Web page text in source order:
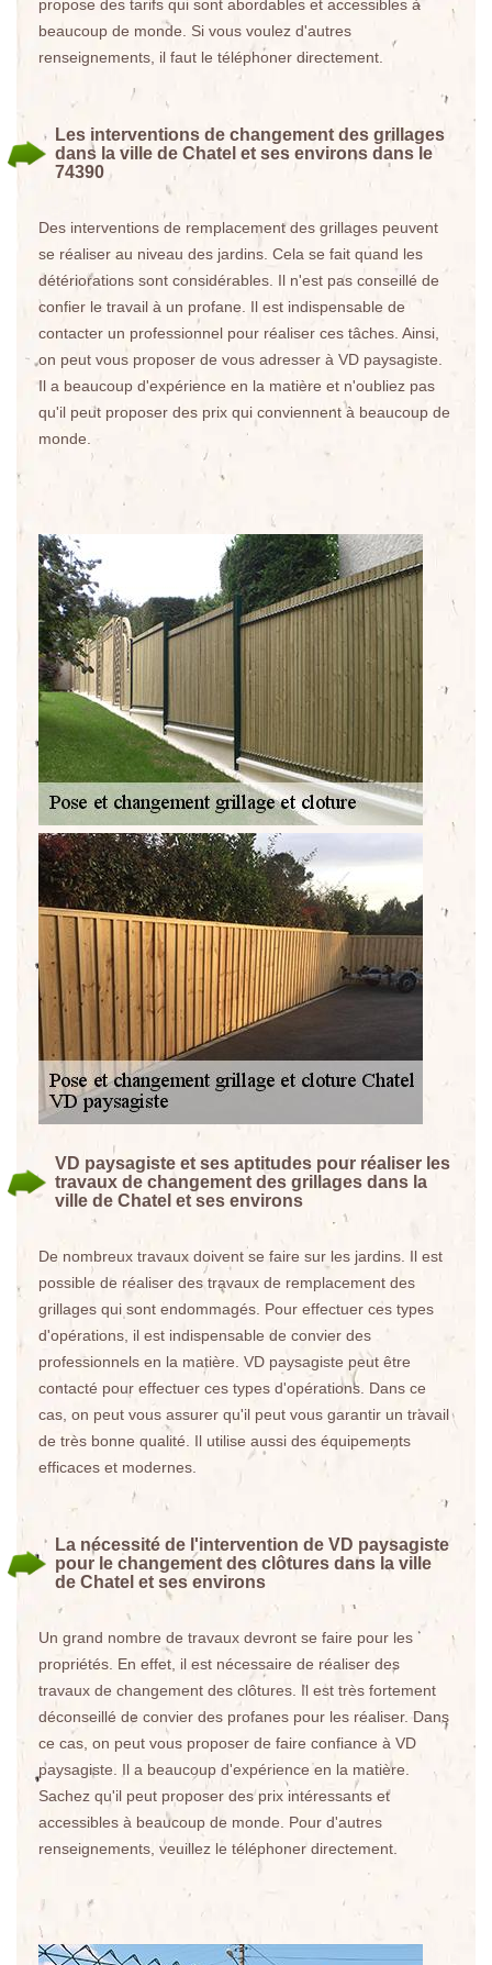
propose des tarifs qui sont abordables et accessibles à
beaucoup de monde. Si vous voulez d'autres
renseignements, il faut le téléphoner directement.
Les interventions de changement des grillages
dans la ville de Chatel et ses environs dans le
74390
Des interventions de remplacement des grillages peuvent
se réaliser au niveau des jardins. Cela se fait quand les
détériorations sont considérables. Il n'est pas conseillé de
confier le travail à un profane. Il est indispensable de
contacter un professionnel pour réaliser ces tâches. Ainsi,
on peut vous proposer de vous adresser à VD paysagiste.
Il a beaucoup d'expérience en la matière et n'oubliez pas
qu'il peut proposer des prix qui conviennent à beaucoup de
monde.
VD paysagiste et ses aptitudes pour réaliser les
travaux de changement des grillages dans la
ville de Chatel et ses environs
De nombreux travaux doivent se faire sur les jardins. Il est
possible de réaliser des travaux de remplacement des
grillages qui sont endommagés. Pour effectuer ces types
d'opérations, il est indispensable de convier des
professionnels en la matière. VD paysagiste peut être
contacté pour effectuer ces types d'opérations. Dans ce
cas, on peut vous assurer qu'il peut vous garantir un travail
de très bonne qualité. Il utilise aussi des équipements
efficaces et modernes.
La nécessité de l'intervention de VD paysagiste
pour le changement des clôtures dans la ville
de Chatel et ses environs
Un grand nombre de travaux devront se faire pour les
propriétés. En effet, il est nécessaire de réaliser des
travaux de changement des clôtures. Il est très fortement
déconseillé de convier des profanes pour les réaliser. Dans
ce cas, on peut vous proposer de faire confiance à VD
paysagiste. Il a beaucoup d'expérience en la matière.
Sachez qu'il peut proposer des prix intéressants et
accessibles à beaucoup de monde. Pour d'autres
renseignements, veuillez le téléphoner directement.